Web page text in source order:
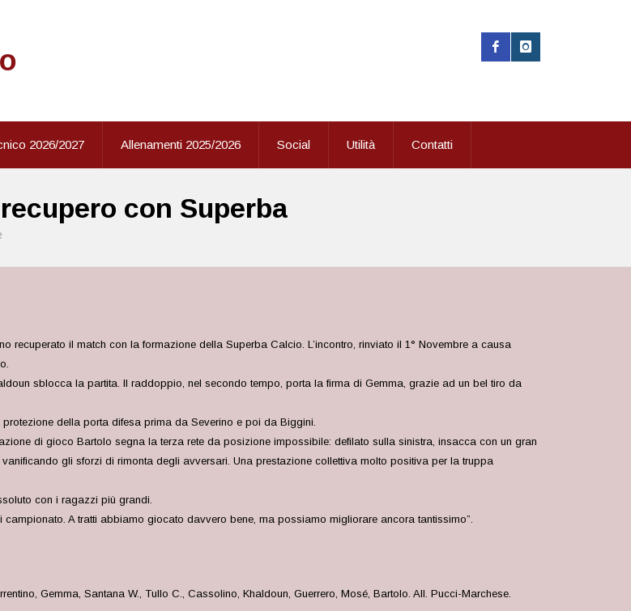
2026/2027 Allenamenti 2025/2026 Social Utilità Contatti
con Superba
il match con la formazione della Superba Calcio. L’incontro, rinviato il 1° Novembre a causa
sblocca la partita. Il raddoppio, nel secondo tempo, porta la firma di Gemma, grazie ad un bel tiro da
della porta difesa prima da Severino e poi da Biggini.
di gioco Bartolo segna la terza rete da posizione impossibile: defilato sulla sinistra, insacca con un gran
gli sforzi di rimonta degli avversari. Una prestazione collettiva molto positiva per la truppa
con i ragazzi più grandi.
A tratti abbiamo giocato davvero bene, ma possiamo migliorare ancora tantissimo”.
Gemma, Santana W., Tullo C., Cassolino, Khaldoun, Guerrero, Mosé, Bartolo. All. Pucci-Marchese.